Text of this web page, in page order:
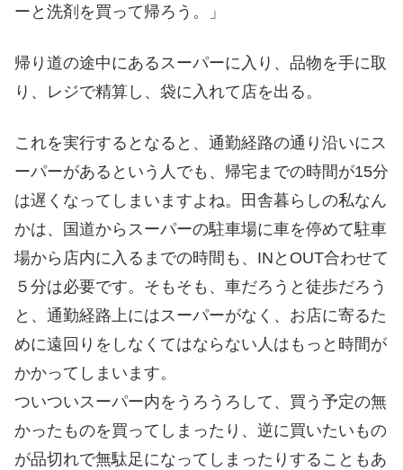
ーと洗剤を買って帰ろう。」
帰り道の途中にあるスーパーに入り、品物を手に取
り、レジで精算し、袋に入れて店を出る。
これを実行するとなると、通勤経路の通り沿いにス
ーパーがあるという人でも、帰宅までの時間が15分
は遅くなってしまいますよね。田舎暮らしの私なん
かは、国道からスーパーの駐車場に車を停めて駐車
場から店内に入るまでの時間も、INとOUT合わせて
５分は必要です。そもそも、車だろうと徒歩だろう
と、通勤経路上にはスーパーがなく、お店に寄るた
めに遠回りをしなくてはならない人はもっと時間が
かかってしまいます。
ついついスーパー内をうろうろして、買う予定の無
かったものを買ってしまったり、逆に買いたいもの
が品切れで無駄足になってしまったりすることもあ